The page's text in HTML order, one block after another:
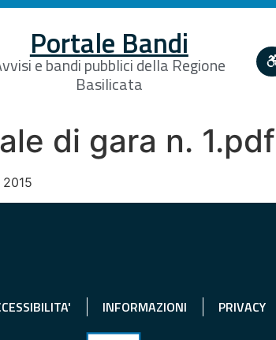
Portale Bandi
e bandi pubblici della Regione
Basilicata
di gara n. 1.pdf
INFORMAZIONI PRIVACY